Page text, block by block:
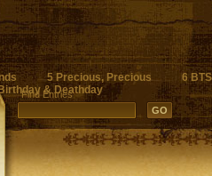
5 Precious, Precious
6
& Deathday
Find Entries